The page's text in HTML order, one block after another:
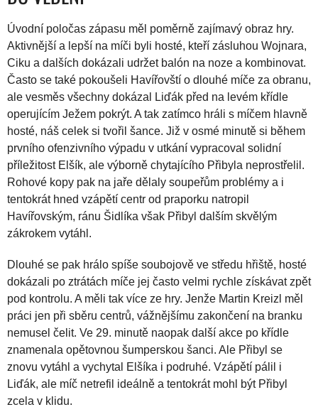
Úvodní poločas zápasu měl poměrně zajímavý obraz hry.
Aktivnější a lepší na míči byli hosté, kteří zásluhou Wojnara,
Ciku a dalších dokázali udržet balón na noze a kombinovat.
Často se také pokoušeli Havířovští o dlouhé míče za obranu,
ale vesměs všechny dokázal Liďák před na levém křídle
operujícím Ježem pokrýt. A tak zatímco hráli s míčem hlavně
hosté, náš celek si tvořil šance. Již v osmé minutě si během
prvního ofenzivního výpadu v utkání vypracoval solidní
příležitost Elšík, ale výborně chytajícího Přibyla neprostřelil.
Rohové kopy pak na jaře dělaly soupeřům problémy a i
tentokrát hned vzápětí centr od praporku natropil
Havířovským, ránu Šidlíka však Přibyl dalším skvělým
zákrokem vytáhl.
Dlouhé se pak hrálo spíše soubojově ve středu hřiště, hosté
dokázali po ztrátách míče jej často velmi rychle získávat zpět
pod kontrolu. A měli tak více ze hry. Jenže Martin Kreizl měl
práci jen při sběru centrů, vážnějšímu zakončení na branku
nemusel čelit. Ve 29. minutě naopak další akce po křídle
znamenala opětovnou šumperskou šanci. Ale Přibyl se
znovu vytáhl a vychytal Elšíka i podruhé. Vzápětí pálil i
Liďák, ale míč netrefil ideálně a tentokrát mohl být Přibyl
zcela v klidu.